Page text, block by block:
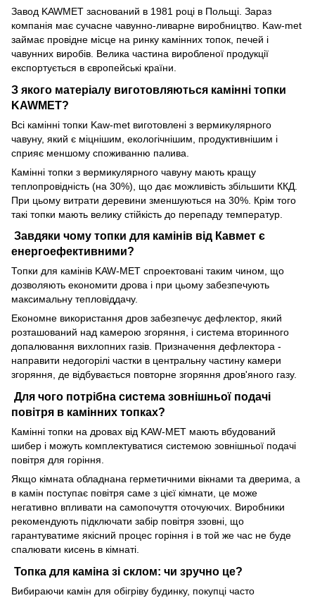
Завод KAWMET заснований в 1981 році в Польщі. Зараз
компанія має сучасне чавунно-ливарне виробництво. Kaw-met
займає провідне місце на ринку камінних топок, печей і
чавунних виробів. Велика частина виробленої продукції
експортується в європейські країни.
З якого матеріалу виготовляються камінні топки
KAWMET?
Всі камінні топки Kaw-met виготовлені з вермикулярного
чавуну, який є міцнішим, екологічнішим, продуктивнішим і
сприяє меншому споживанню палива.
Камінні топки з вермикулярного чавуну мають кращу
теплопровідність (на 30%), що дає можливість збільшити ККД.
При цьому витрати деревини зменшуються на 30%. Крім того
такі топки мають велику стійкість до перепаду температур.
Завдяки чому топки для камінів від Кавмет є
енергоефективними?
Топки для камінів KAW-MET спроектовані таким чином, що
дозволяють економити дрова і при цьому забезпечують
максимальну тепловіддачу.
Економне використання дров забезпечує дефлектор, який
розташований над камерою згоряння, і система вторинного
допалювання вихлопних газів. Призначення дефлектора -
направити недогорілі частки в центральну частину камери
згоряння, де відбувається повторне згоряння дров'яного газу.
Для чого потрібна система зовнішньої подачі
повітря в камінних топках?
Камінні топки на дровах від KAW-MET мають вбудований
шибер і можуть комплектуватися системою зовнішньої подачі
повітря для горіння.
Якщо кімната обладнана герметичними вікнами та дверима, а
в камін поступає повітря саме з цієї кімнати, це може
негативно впливати на самопочуття оточуючих. Виробники
рекомендують підключати забір повітря ззовні, що
гарантуватиме якісний процес горіння і в той же час не буде
спалювати кисень в кімнаті.
Топка для каміна зі склом: чи зручно це?
Вибираючи камін для обігріву будинку, покупці часто